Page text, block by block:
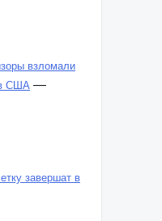
взломали
США —
завершат в